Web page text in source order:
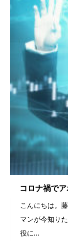
コロナ禍で
こんにちは。
マンが今知り
役に...